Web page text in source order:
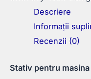
Descriere
Informații
Recenzii (0)
Stativ pentru